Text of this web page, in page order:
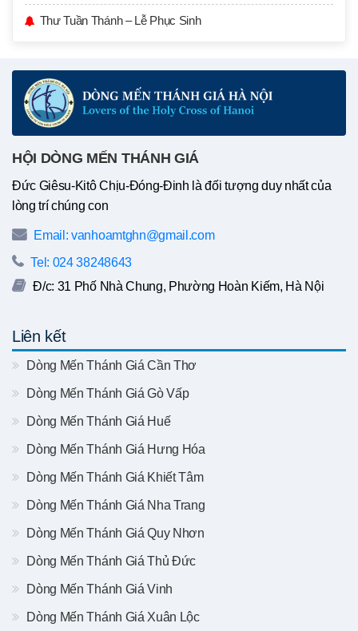
Thư Tuần Thánh – Lễ Phục Sinh
HỘI DÒNG MẾN THÁNH GIÁ
Đức Giêsu-Kitô Chịu-Đóng-Đinh là đối tượng duy nhất của
lòng trí chúng con
Email: vanhoamtghn@gmail.com
Tel: 024 38248643
Đ/c: 31 Phố Nhà Chung, Phường Hoàn Kiếm, Hà Nội
Liên kết
Dòng Mến Thánh Giá Cần Thơ
Dòng Mến Thánh Giá Gò Vấp
Dòng Mến Thánh Giá Huế
Dòng Mến Thánh Giá Hưng Hóa
Dòng Mến Thánh Giá Khiết Tâm
Dòng Mến Thánh Giá Nha Trang
Dòng Mến Thánh Giá Quy Nhơn
Dòng Mến Thánh Giá Thủ Đức
Dòng Mến Thánh Giá Vinh
Dòng Mến Thánh Giá Xuân Lộc